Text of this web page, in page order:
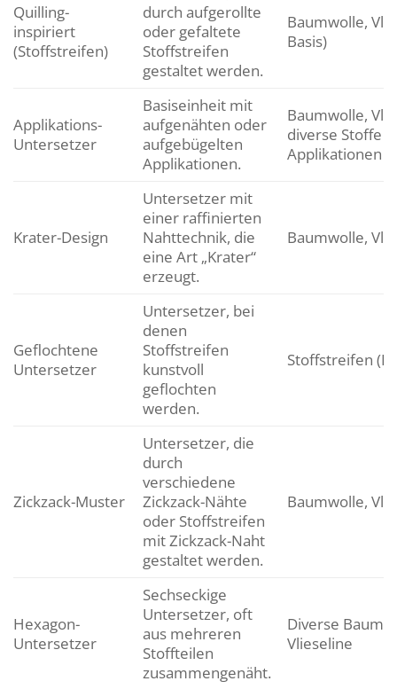
Quilling-
inspiriert
(Stoffstreifen)
durch aufgerollte
oder gefaltete
Stoffstreifen
gestaltet werden.
Baumwolle,
Basis)
Applikations-
Untersetzer
Basiseinheit mit
aufgenähten oder
aufgebügelten
Applikationen.
Baumwolle,
diverse Stoffe
Applikationen
Krater-Design
Untersetzer mit
einer raffinierten
Nahttechnik, die
eine Art „Krater“
erzeugt.
Baumwolle,
Geflochtene
Untersetzer
Untersetzer, bei
denen
Stoffstreifen
kunstvoll
geflochten
werden.
Stoffstreifen
Zickzack-Muster
Untersetzer, die
durch
verschiedene
Zickzack-Nähte
oder Stoffstreifen
mit Zickzack-Naht
gestaltet werden.
Baumwolle,
Hexagon-
Untersetzer
Sechseckige
Untersetzer, oft
aus mehreren
Stoffteilen
zusammengenäht.
Diverse
Vlieseline